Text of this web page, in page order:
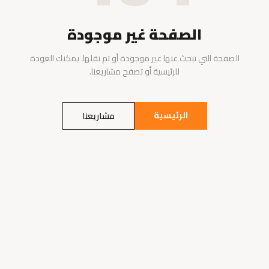
الصفحة غير موجودة
الصفحة التي تبحث عنها غير موجودة أو تم نقلها. يمكنك العودة
للرئيسية أو تصفح مشاريعنا.
الرئيسية مشاريعنا